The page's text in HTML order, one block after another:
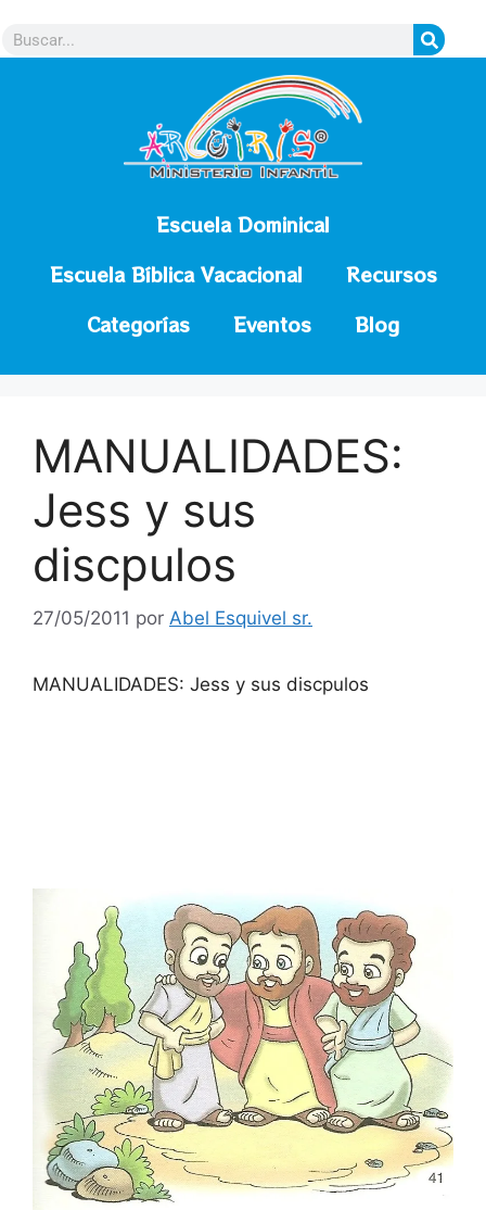
Escuela Dominical
Escuela Bíblica Vacacional
Recursos
Categorías
Eventos Blog
MANUALIDADES:
Jess y sus
discpulos
27/05/2011 por Abel Esquivel sr.
MANUALIDADES: Jess y sus discpulos